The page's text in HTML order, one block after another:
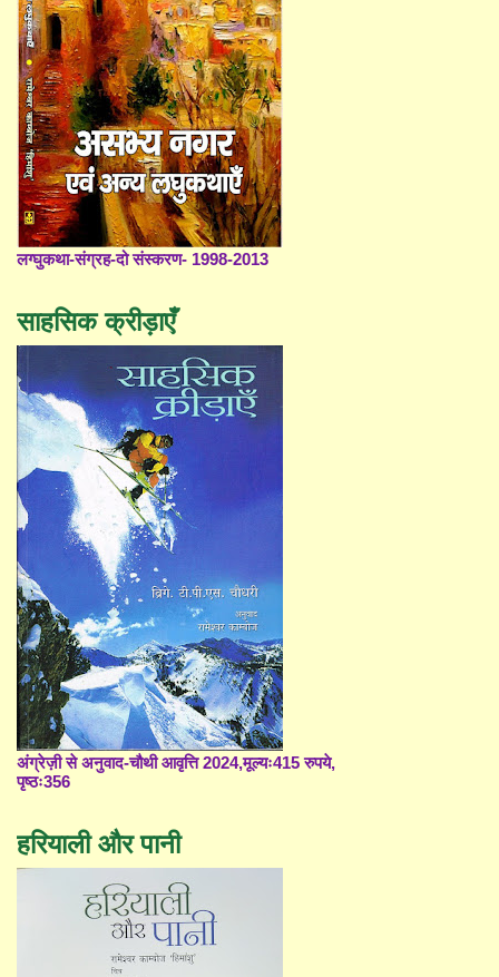
लग्घुकथा-संग्रह-दो संस्करण- 1998-2013
साहसिक क्रीड़ाएँ
अंग्रेज़ी से अनुवाद-चौथी आवृत्ति 2024,मूल्यः415 रुपये,
पृष्ठः356
हरियाली और पानी